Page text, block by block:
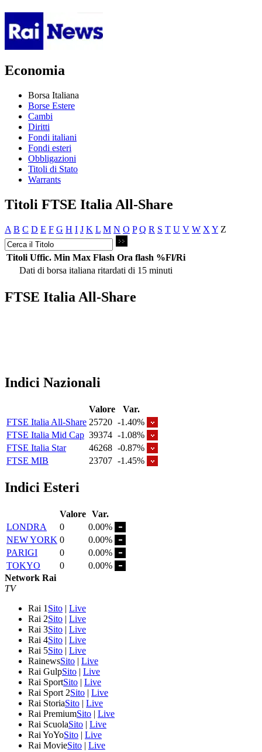
Economia
Borsa Italiana
Borse Estere
Cambi
Diritti
Fondi italiani
Fondi esteri
Obbligazioni
Titoli di Stato
Warrants
Titoli FTSE Italia All-Share
A B C D E F G H I J K L M N O P Q R S T U V W X Y Z
Titoli Uffic. Min Max Flash Ora flash %Fl/Ri
Dati di borsa italiana ritardati di 15 minuti
FTSE Italia All-Share
Indici Nazionali
Valore
Var.
FTSE Italia All-Share 25720 -1.40%
FTSE Italia Mid Cap 39374 -1.08%
FTSE Italia Star
46268 -0.87%
FTSE MIB
23707 -1.45%
Indici Esteri
Valore Var.
LONDRA
0
0.00%
NEW YORK 0
0.00%
PARIGI
0
0.00%
TOKYO
0
0.00%
Network Rai
TV
Rai 1 Sito | Live
Rai 2Sito | Live
Rai 3Sito | Live
Rai 4Sito | Live
Rai 5Sito | Live
RainewsSito | Live
Rai GulpSito | Live
Rai SportSito | Live
Rai Sport 2Sito | Live
Rai StoriaSito | Live
Rai PremiumSito | Live
Rai ScuolaSito | Live
Rai YoYoSito | Live
Rai MovieSito | Live